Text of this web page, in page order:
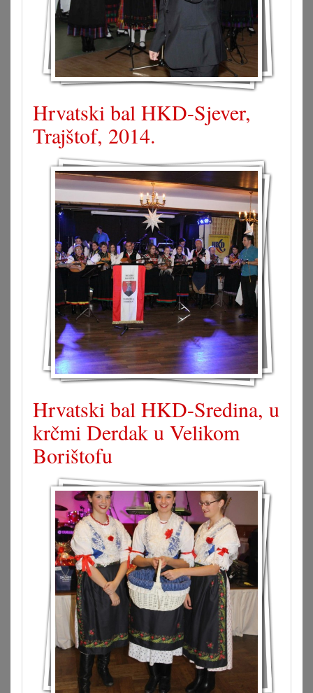
Hrvatski bal HKD-Sjever,
Trajštof, 2014.
Hrvatski bal HKD-Sredina, u
krčmi Derdak u Velikom
Borištofu